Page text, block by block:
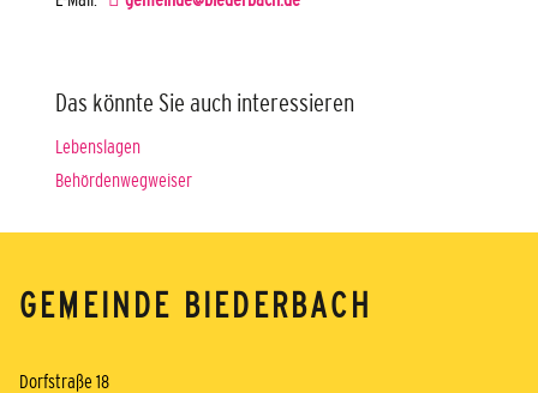
Das könnte Sie auch interessieren
Lebenslagen
Behördenwegweiser
GEMEINDE BIEDERBACH
Dorfstraße 18